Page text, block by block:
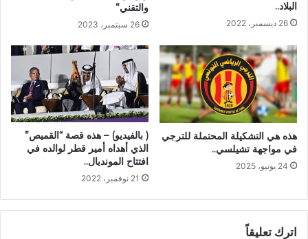
البلاد..
26 ديسمبر، 2022
والتقني”
26 سبتمبر، 2023
هذه هي التشكيلة المحتملة للترجي
في مواجهة تشيلسي..
24 يونيو، 2025
( بالفيديو) – هذه قصة “القميص”
الذي أهداه أمير قطر لوالده في
افتتاح المونديال..
21 نوفمبر، 2022
اترك تعليقاً